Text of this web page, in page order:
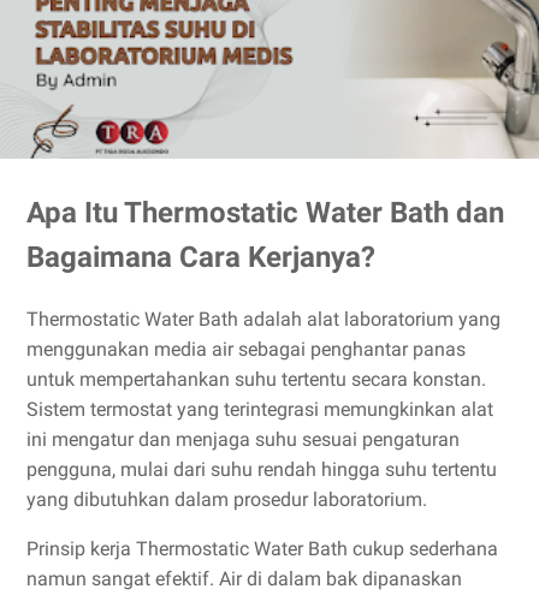
Apa Itu Thermostatic Water Bath dan
Bagaimana Cara Kerjanya?
Thermostatic Water Bath adalah alat laboratorium yang
menggunakan media air sebagai penghantar panas
untuk mempertahankan suhu tertentu secara konstan.
Sistem termostat yang terintegrasi memungkinkan alat
ini mengatur dan menjaga suhu sesuai pengaturan
pengguna, mulai dari suhu rendah hingga suhu tertentu
yang dibutuhkan dalam prosedur laboratorium.
Prinsip kerja Thermostatic Water Bath cukup sederhana
namun sangat efektif. Air di dalam bak dipanaskan